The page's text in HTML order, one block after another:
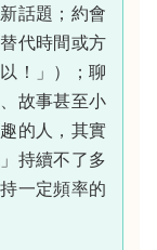
話題；約會
代時間或方
！」）；聊
故事甚至小
的人，其實
持續不了多
一定頻率的